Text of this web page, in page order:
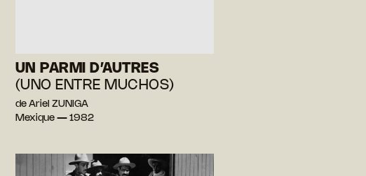
UN PARMI D’AUTRES
(UNO ENTRE MUCHOS)
de Ariel ZUNIGA
Mexique — 1982